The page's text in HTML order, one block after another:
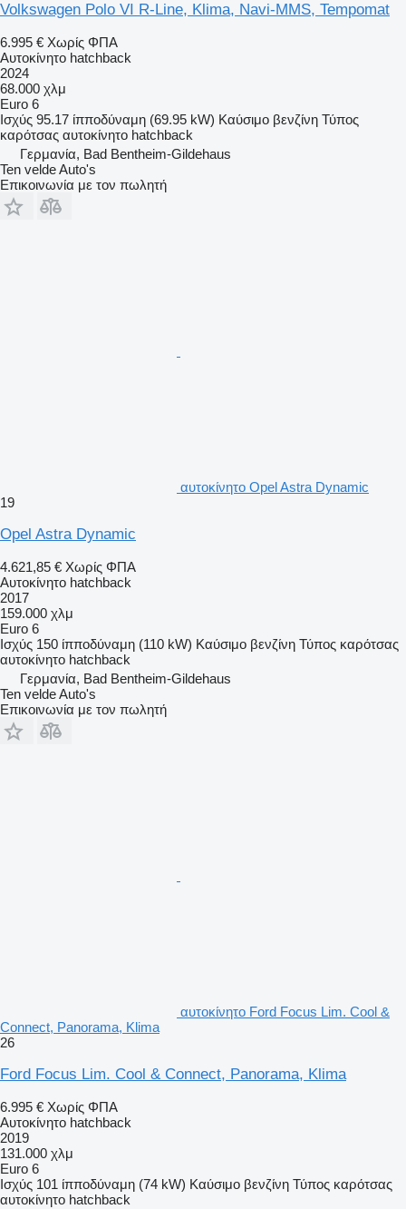
Volkswagen Polo VI R-Line, Klima, Navi-MMS, Tempomat
6.995 € Χωρίς ΦΠΑ
Αυτοκίνητο hatchback
2024
68.000 χλμ
Euro 6
Ισχύς 95.17 ίπποδύναμη (69.95 kW) Καύσιμο βενζίνη Τύπος
καρότσας αυτοκίνητο hatchback
Γερμανία, Bad Bentheim-Gildehaus
Ten velde Auto's
Επικοινωνία με τον πωλητή
αυτοκίνητο Opel Astra Dynamic
19
Opel Astra Dynamic
4.621,85 € Χωρίς ΦΠΑ
Αυτοκίνητο hatchback
2017
159.000 χλμ
Euro 6
Ισχύς 150 ίπποδύναμη (110 kW) Καύσιμο βενζίνη Τύπος καρότσας
αυτοκίνητο hatchback
Γερμανία, Bad Bentheim-Gildehaus
Ten velde Auto's
Επικοινωνία με τον πωλητή
αυτοκίνητο Ford Focus Lim. Cool &
Connect, Panorama, Klima
26
Ford Focus Lim. Cool & Connect, Panorama, Klima
6.995 € Χωρίς ΦΠΑ
Αυτοκίνητο hatchback
2019
131.000 χλμ
Euro 6
Ισχύς 101 ίπποδύναμη (74 kW) Καύσιμο βενζίνη Τύπος καρότσας
αυτοκίνητο hatchback